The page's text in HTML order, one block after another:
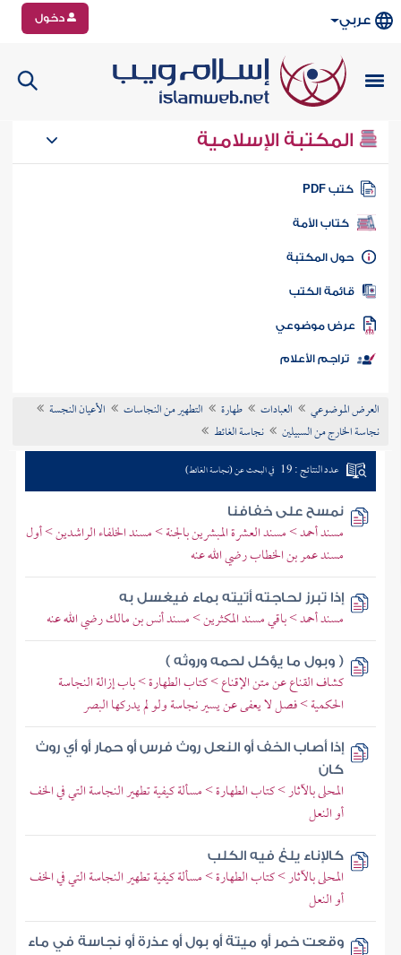
عربي دخول
المكتبة الإسلامية
كتب PDF
كتاب الأمة
المكتبة
الكتب
موضوعي
تراجم الأعلام
العرض الموضوعي العبادات طهارة التطهير من النجاسات
الأعيان النجسة
نجاسة الخارج من السبيلين
نجاسة الغائط
عدد النتائج : 19 في البحث عن (نجاسة الغائط)
نمسح على خفافنا
مسند أحمد > مسند العشرة المبشرين بالجنة > مسند الخلفاء الراشدين > أول
مسند عمر بن الخطاب رضي الله عنه
إذا تبرز لحاجته أتيته بماء فيغسل به
مسند أحمد > باقي مسند المكثرين > مسند أنس بن مالك رضي الله عنه
( وبول ما يؤكل لحمه وروثه )
كشاف القناع عن متن الإقناع > كتاب الطهارة > باب إزالة النجاسة
الحكمية > فصل لا يعفى عن يسير نجاسة ولو لم يدركها البصر
إذا أصاب الخف أو النعل روث فرس أو حمار أو أي روث
كان
المحلى بالآثار > كتاب الطهارة > مسألة كيفية تطهير النجاسة التي في الخف
أو النعل
كالإناء يلغ فيه الكلب
المحلى بالآثار > كتاب الطهارة > مسألة كيفية تطهير النجاسة التي في الخف
أو النعل
وقعت خمر أو ميتة أو بول أو عذرة أو نجاسة في ماء